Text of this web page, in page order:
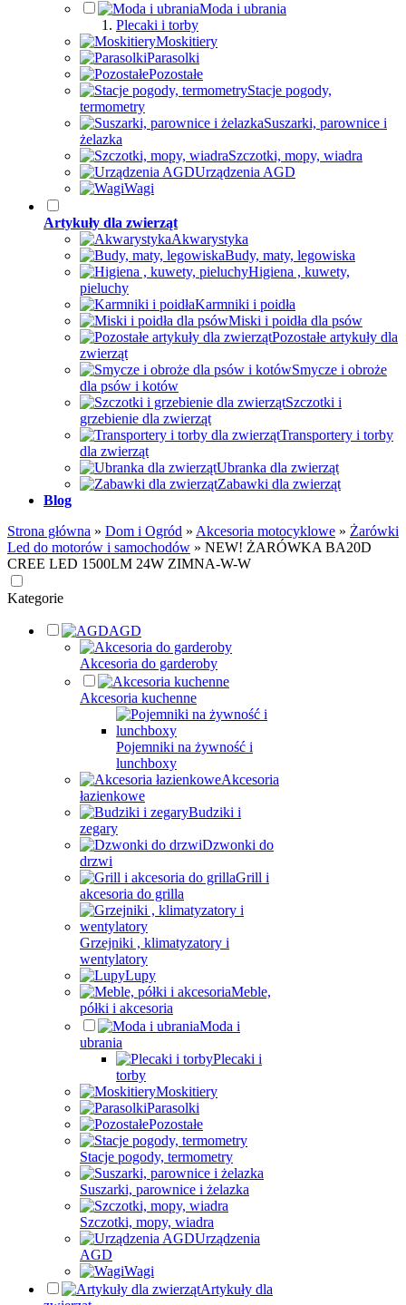
Moda i ubrania
Plecaki i torby
Moskitiery
Parasolki
Pozostałe
Stacje pogody,
termometry
Suszarki, parownice i
żelazka
Szczotki, mopy, wiadra
Urządzenia AGD
Wagi
Artykuły dla zwierząt
Akwarystyka
Budy, maty, legowiska
Higiena , kuwety,
pieluchy
Karmniki i poidła
Miski i poidła dla psów
Pozostałe artykuły dla
zwierząt
Smycze i obroże
dla psów i kotów
Szczotki i
grzebienie dla zwierząt
Transportery i torby
dla zwierząt
Ubranka dla zwierząt
Zabawki dla zwierząt
Blog
Strona główna » Dom i Ogród » Akcesoria motocyklowe » Żarówki
Led do motorów i samochodów » NEW! ŻARÓWKA BA20D
CREE LED 1500LM 24W ZIMNA-W-W
Kategorie
AGD
Akcesoria do garderoby
Akcesoria kuchenne
Pojemniki na żywność i
lunchboxy
Akcesoria
łazienkowe
Budziki i
zegary
Dzwonki do
drzwi
Grill i
akcesoria do grilla
Grzejniki , klimatyzatory i
wentylatory
Lupy
Meble,
półki i akcesoria
Moda i
ubrania
Plecaki i
torby
Moskitiery
Parasolki
Pozostałe
Stacje pogody, termometry
Suszarki, parownice i żelazka
Szczotki, mopy, wiadra
Urządzenia
AGD
Wagi
Artykuły dla